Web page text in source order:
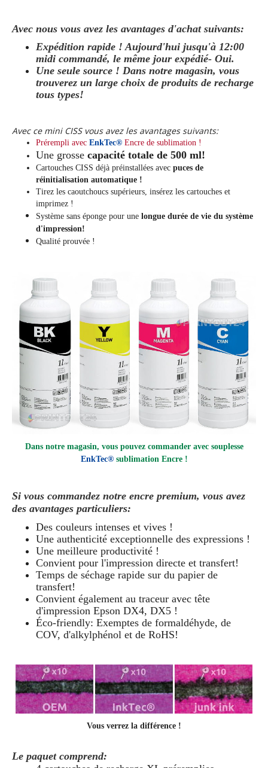
Avec nous vous avez les avantages d'achat suivants:
Expédition rapide ! Aujourd'hui jusqu'à 12:00
midi commandé, le même jour expédié- Oui.
Une seule source ! Dans notre magasin, vous
trouverez un large choix de produits de recharge
tous types!
Avec ce mini CISS vous avez les avantages suivants:
Prérempli avec EnkTec® Encre de sublimation !
Une grosse capacité totale de 500 ml!
Cartouches CISS déjà préinstallées avec puces de
réinitialisation automatique !
Tirez les caoutchoucs supérieurs, insérez les cartouches et
imprimez !
Système sans éponge pour une longue durée de vie du système
d'impression!
Qualité prouvée !
Dans notre magasin, vous pouvez commander avec souplesse
EnkTec® sublimation Encre !
Si vous commandez notre encre premium, vous avez
des avantages particuliers:
Des couleurs intenses et vives !
Une authenticité exceptionnelle des expressions !
Une meilleure productivité !
Convient pour l'impression directe et transfert!
Temps de séchage rapide sur du papier de
transfert!
Convient également au traceur avec tête
d'impression Epson DX4, DX5 !
Éco-friendly: Exemptes de formaldéhyde, de
COV, d'alkylphénol et de RoHS!
Vous verrez la différence !
Le paquet comprend: